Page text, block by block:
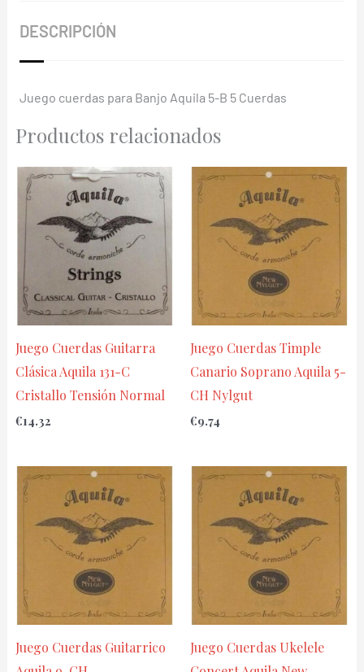
cantidad
DESCRIPCIÓN
Juego cuerdas para Banjo Aquila 5-B 5 Cuerdas
Productos relacionados
Juego Cuerdas Guitarra
Clásica Aquila 131-C
Cristallo Tensión Normal
€14.32
Juego Cuerdas Timple
Canario Soprano Aquila 5-
CH Nylgut
€9.74
Juego Cuerdas Guitarrico
Juego Cuerdas Ukelele